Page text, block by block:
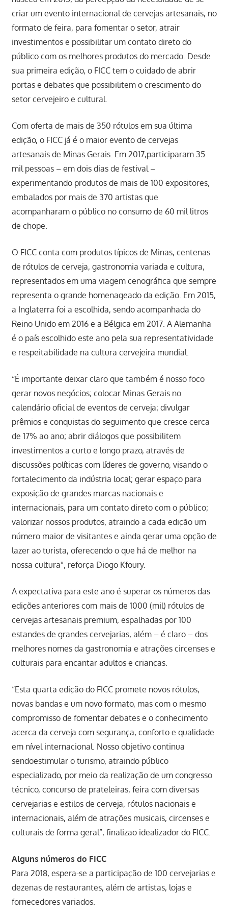
criar um evento internacional de cervejas artesanais, no
formato de feira, para fomentar o setor, atrair
investimentos e possibilitar um contato direto do
público com os melhores produtos do mercado. Desde
sua primeira edição, o FICC tem o cuidado de abrir
portas e debates que possibilitem o crescimento do
setor cervejeiro e cultural.
Com oferta de mais de 350 rótulos em sua última
edição, o FICC já é o maior evento de cervejas
artesanais de Minas Gerais. Em 2017,participaram 35
mil pessoas – em dois dias de festival –
experimentando produtos de mais de 100 expositores,
embalados por mais de 370 artistas que
acompanharam o público no consumo de 60 mil litros
de chope.
O FICC conta com produtos típicos de Minas, centenas
de rótulos de cerveja, gastronomia variada e cultura,
representados em uma viagem cenográfica que sempre
representa o grande homenageado da edição. Em 2015,
a Inglaterra foi a escolhida, sendo acompanhada do
Reino Unido em 2016 e a Bélgica em 2017. A Alemanha
é o país escolhido este ano pela sua representatividade
e respeitabilidade na cultura cervejeira mundial.
“É importante deixar claro que também é nosso foco
gerar novos negócios; colocar Minas Gerais no
calendário oficial de eventos de cerveja; divulgar
prêmios e conquistas do seguimento que cresce cerca
de 17% ao ano; abrir diálogos que possibilitem
investimentos a curto e longo prazo, através de
discussões políticas com líderes de governo, visando o
fortalecimento da indústria local; gerar espaço para
exposição de grandes marcas nacionais e
internacionais, para um contato direto com o público;
valorizar nossos produtos, atraindo a cada edição um
número maior de visitantes e ainda gerar uma opção de
lazer ao turista, oferecendo o que há de melhor na
nossa cultura”, reforça Diogo Kfoury.
A expectativa para este ano é superar os números das
edições anteriores com mais de 1000 (mil) rótulos de
cervejas artesanais premium, espalhadas por 100
estandes de grandes cervejarias, além – é claro – dos
melhores nomes da gastronomia e atrações circenses e
culturais para encantar adultos e crianças.
“Esta quarta edição do FICC promete novos rótulos,
novas bandas e um novo formato, mas com o mesmo
compromisso de fomentar debates e o conhecimento
acerca da cerveja com segurança, conforto e qualidade
em nível internacional. Nosso objetivo continua
sendoestimular o turismo, atraindo público
especializado, por meio da realização de um congresso
técnico, concurso de prateleiras, feira com diversas
cervejarias e estilos de cerveja, rótulos nacionais e
internacionais, além de atrações musicais, circenses e
culturais de forma geral”, finalizao idealizador do FICC.
Alguns números do FICC
Para 2018, espera-se a participação de 100 cervejarias e
dezenas de restaurantes, além de artistas, lojas e
fornecedores variados.